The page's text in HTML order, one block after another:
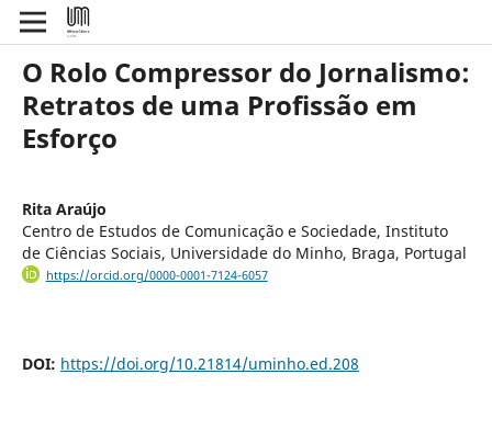
O Rolo Compressor do Jornalismo:
Retratos de uma Profissão em
Esforço
Rita Araújo
Centro de Estudos de Comunicação e Sociedade, Instituto
de Ciências Sociais, Universidade do Minho, Braga, Portugal
https://orcid.org/0000-0001-7124-6057
DOI: https://doi.org/10.21814/uminho.ed.208